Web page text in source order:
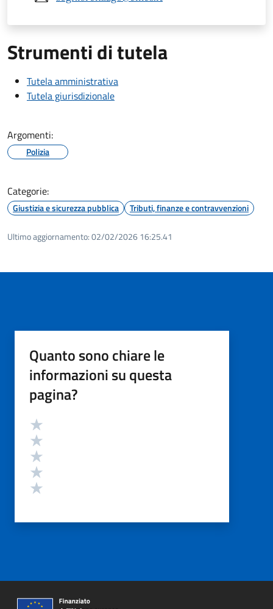
Strumenti di tutela
Tutela amministrativa
Tutela giurisdizionale
Argomenti:
Polizia
Categorie:
Giustizia e sicurezza pubblica Tributi, finanze e contravvenzioni
Ultimo aggiornamento:02/02/2026 16:25.41
Quanto sono chiare le
informazioni su questa
pagina?
Valutazione